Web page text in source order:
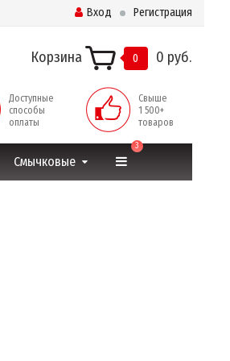
Вход Регистрация
Корзина 0 0 руб.
Доступные
способы
оплаты
Свыше
1 500+
товаров
Смычковые
3